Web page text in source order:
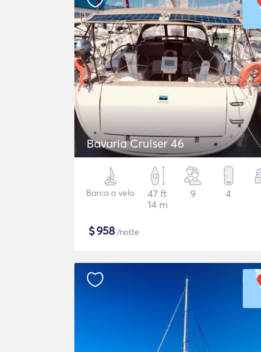
Bavaria Cruiser 46
Barca a vela
47 ft
14 m
9 4
$958/notte